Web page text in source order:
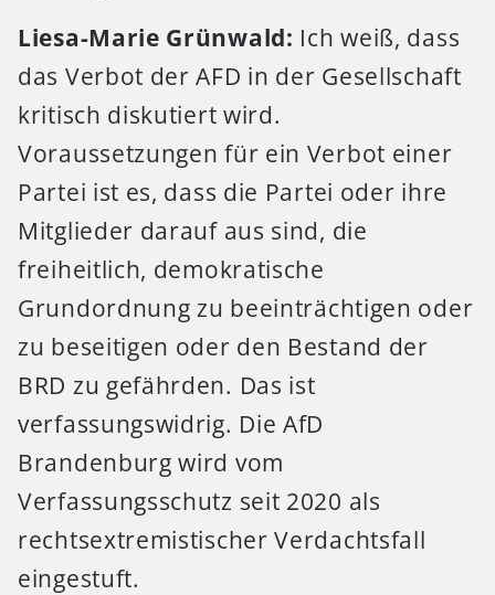
Liesa-Marie Grünwald: Ich weiß, dass
das Verbot der AFD in der Gesellschaft
kritisch diskutiert wird.
Voraussetzungen für ein Verbot einer
Partei ist es, dass die Partei oder ihre
Mitglieder darauf aus sind, die
freiheitlich, demokratische
Grundordnung zu beeinträchtigen oder
zu beseitigen oder den Bestand der
BRD zu gefährden. Das ist
verfassungswidrig. Die AfD
Brandenburg wird vom
Verfassungsschutz seit 2020 als
rechtsextremistischer Verdachtsfall
eingestuft.